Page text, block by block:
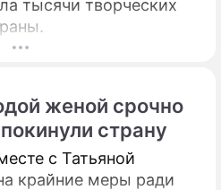
тысячи творческих
женой срочно
страну
с Татьяной
крайние меры ради